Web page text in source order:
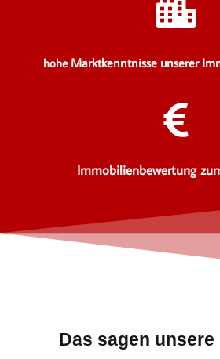
hohe Marktkenntnisse unserer
Immobilienbewertung
Das sagen